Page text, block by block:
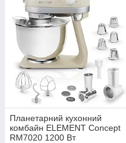
Планетарний кухонний
комбайн ELEMENT Concept
RM7020 1200 Вт